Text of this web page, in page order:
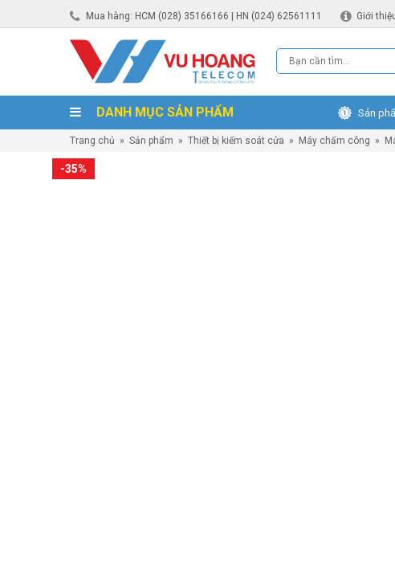
Mua hàng: HCM (028) 35166166 | HN (024) 62561111 Giới
DANH MỤC SẢN PHẨM Sản
Trang chủ » Sản phẩm » Thiết bị kiểm soát cửa » Máy chấm công »
-35%